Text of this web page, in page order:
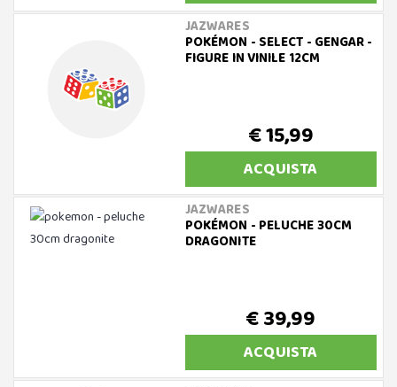
JAZWARES
POKÉMON - SELECT - GENGAR -
FIGURE IN VINILE 12CM
€ 15,99
ACQUISTA
JAZWARES
POKÉMON - PELUCHE 30CM
DRAGONITE
€ 39,99
ACQUISTA